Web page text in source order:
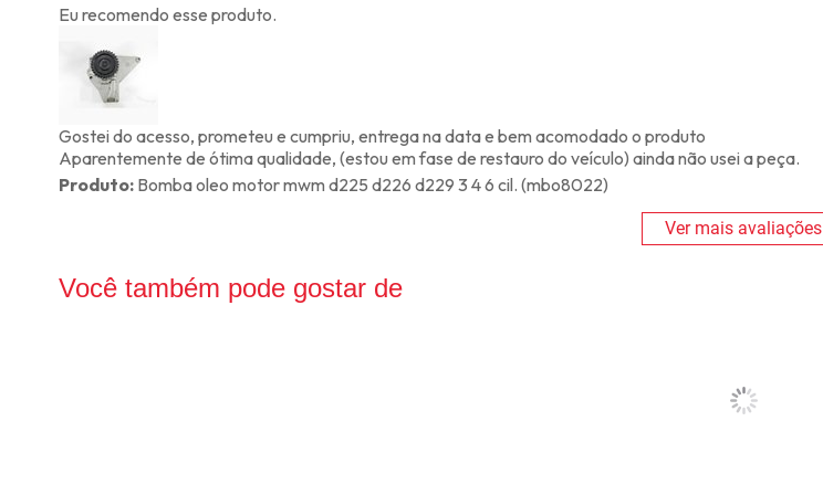
Eu recomendo esse produto.
Gostei do acesso, prometeu e cumpriu, entrega na data e bem acomodado o produto
Aparentemente de ótima qualidade, (estou em fase de restauro do veículo) ainda não usei a peça.
Produto: Bomba oleo motor mwm d225 d226 d229 3 4 6 cil. (mbo8022)
Ver mais avaliações
Você também pode gostar de